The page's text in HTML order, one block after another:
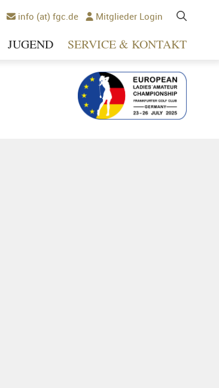
 info (at) fgc.de  Mitglieder Login
JUGEND SERVICE & KONTAKT